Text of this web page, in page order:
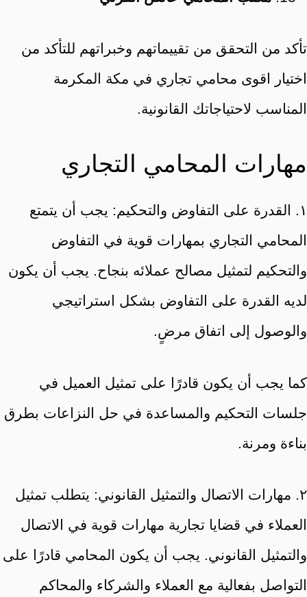
تأكد من التحقق من تقييماتهم وخبراتهم للتأكد من
اختيار اقوى محامي تجاري في مكة المكرمة
المناسب لاحتياجاتك القانونية.
مهارات المحامي التجاري
١. القدرة على التفاوض والتحكيم: يجب أن يتمتع
المحامي التجاري بمهارات قوية في التفاوض
والتحكيم لتمثيل مصالح عملائه بنجاح. يجب أن يكون
لديه القدرة على التفاوض بشكل استراتيجي
والوصول إلى اتفاق مرضٍ.
كما يجب أن يكون قادرًا على تمثيل العميل في
جلسات التحكيم والمساعدة في حل النزاعات بطرق
بناءة ومرنة.
٢. مهارات الاتصال والتمثيل القانوني: يتطلب تمثيل
العملاء في قضايا تجارية مهارات قوية في الاتصال
والتمثيل القانوني. يجب أن يكون المحامي قادرًا على
التواصل بفعالية مع العملاء والشركاء والمحاكم